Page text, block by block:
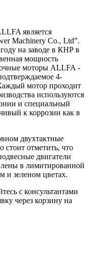
является
Machinery Co., Ltd”.
на заводе в КНР в
мощность
моторы ALLFA -
4-
мотор проходит
используются
и специальный
к коррозии как в
двухтактные
отметить, что
двигатели
в лимитированной
и зеленом цветах.
с консультантами
через корзину на